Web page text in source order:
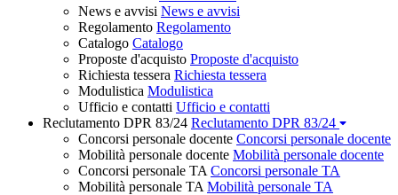
News e avvisi News e avvisi
Regolamento Regolamento
Catalogo Catalogo
Proposte d'acquisto Proposte d'acquisto
Richiesta tessera Richiesta tessera
Modulistica Modulistica
Ufficio e contatti Ufficio e contatti
Reclutamento DPR 83/24 Reclutamento DPR 83/24
Concorsi personale docente Concorsi personale docente
Mobilità personale docente Mobilità personale docente
Concorsi personale TA Concorsi personale TA
Mobilità personale TA Mobilità personale TA